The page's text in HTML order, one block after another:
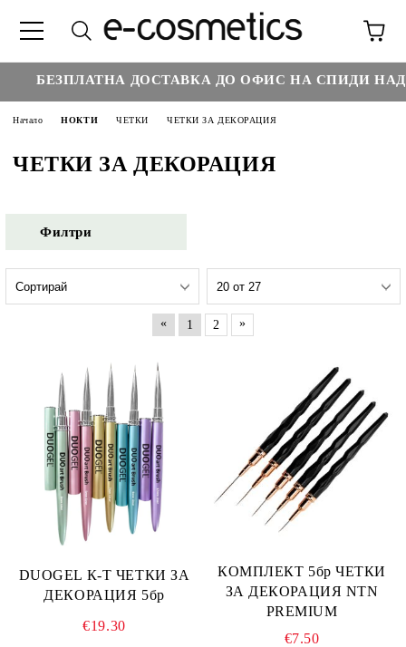
БЕЗПЛАТНА ДОСТАВКА ДО ОФИС НА СПИДИ НАД :
Начало НОКТИ ЧЕТКИ ЧЕТКИ ЗА ДЕКОРАЦИЯ
ЧЕТКИ ЗА ДЕКОРАЦИЯ
Филтри
« 1 2 »
DUOGEL К-Т ЧЕТКИ ЗА
ДЕКОРАЦИЯ 5бр
€19.30
КОМПЛЕКТ 5бр ЧЕТКИ
ЗА ДЕКОРАЦИЯ NTN
PREMIUM
€7.50